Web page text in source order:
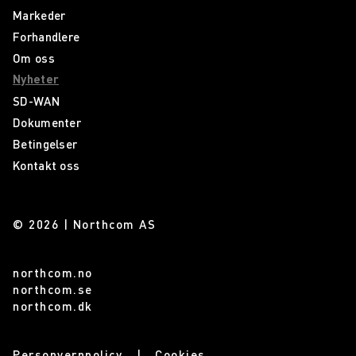
Markeder
Forhandlere
Om oss
Nyheter
SD-WAN
Dokumenter
Betingelser
Kontakt oss
© 2026 | Northcom AS
northcom.no
northcom.se
northcom.dk